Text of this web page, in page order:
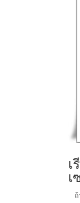
เ
เ
ถ้